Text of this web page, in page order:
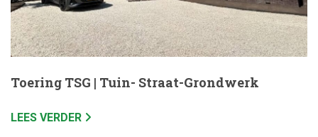
Toering TSG | Tuin- Straat-Grondwerk
LEES VERDER